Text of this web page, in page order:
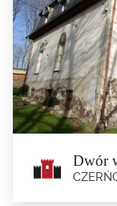
Drugi
Parkingi dla
Dwór